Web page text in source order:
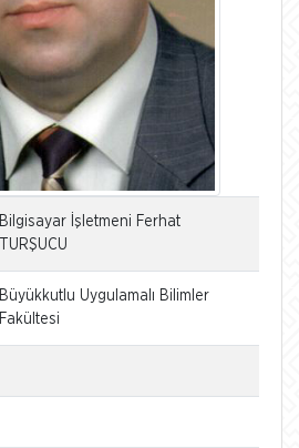
Bilgisayar İşletmeni Ferhat
TURŞUCU
Büyükkutlu Uygulamalı Bilimler
Fakültesi